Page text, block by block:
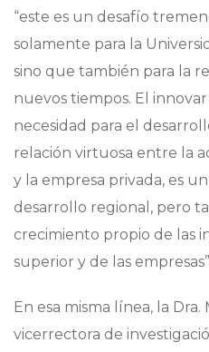
“este es un desafío
solamente para la
sino que también para la
nuevos tiempos. El
necesidad para el
relación virtuosa entre la
y la empresa privada, es
desarrollo regional, pero
crecimiento propio de las
superior y de las
En esa misma línea, la
vicerrectora de